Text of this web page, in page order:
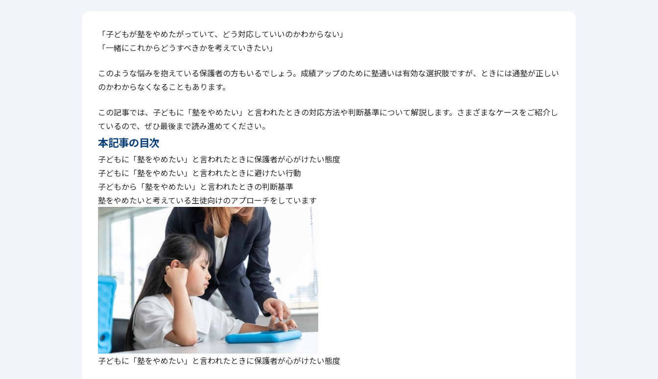
「子どもが塾をやめたがっていて、どう対応していいのかわからない」
「一緒にこれからどうすべきかを考えていきたい」
このような悩みを抱えている保護者の方もいるでしょう。成績アップのために塾通いは有効な選択肢ですが、ときには通塾が正しい
のかわからなくなることもあります。
この記事では、子どもに「塾をやめたい」と言われたときの対応方法や判断基準について解説します。さまざまなケースをご紹介し
ているので、ぜひ最後まで読み進めてください。
本記事の目次
子どもに「塾をやめたい」と言われたときに保護者が心がけたい態度
子どもに「塾をやめたい」と言われたときに避けたい行動
子どもから「塾をやめたい」と言われたときの判断基準
塾をやめたいと考えている生徒向けのアプローチをしています
子どもに「塾をやめたい」と言われたときに保護者が心がけたい態度